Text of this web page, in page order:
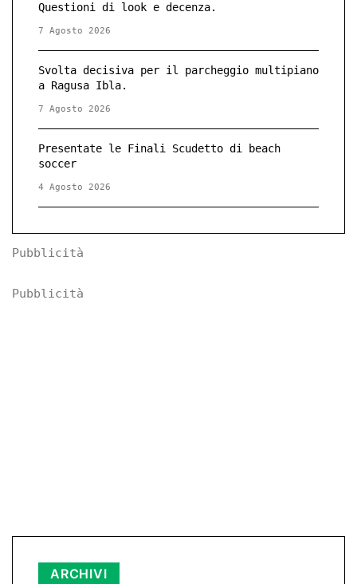
Questioni di look e decenza.
7 Agosto 2026
Svolta decisiva per il parcheggio multipiano
a Ragusa Ibla.
7 Agosto 2026
Presentate le Finali Scudetto di beach
soccer
4 Agosto 2026
Pubblicità
Pubblicità
ARCHIVI